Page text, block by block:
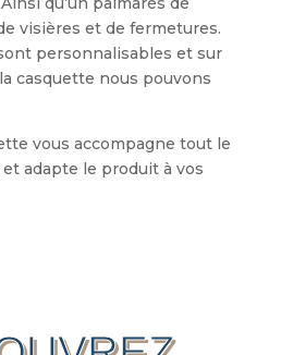
visières et de fermetures.
personnalisables et sur
casquette nous pouvons
vous accompagne tout le
adapte le produit à vos